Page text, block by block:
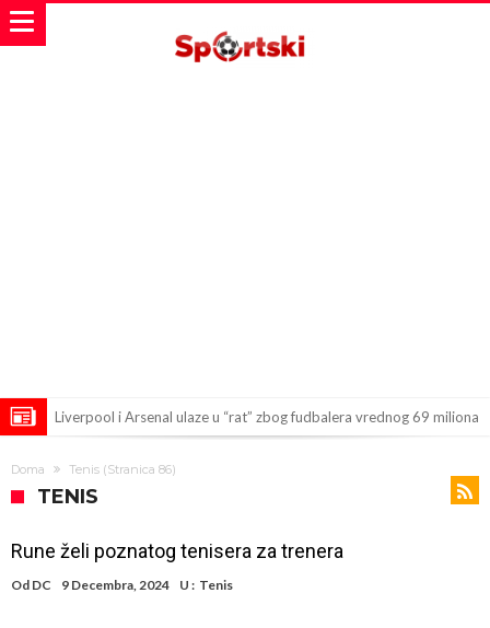
Liverpool i Arsenal ulaze u “rat” zbog fudbalera vrednog 69 miliona
fudbaler Barcelone
Engleski reprezentativac optužen za napad u noćnom klubu
Ko je pomogao Rodriju da odabere Barselonu?
Doma Tenis (Stranica 86)
TENIS
Rune želi poznatog tenisera za trenera
Od DC 9 Decembra, 2024 U : Tenis